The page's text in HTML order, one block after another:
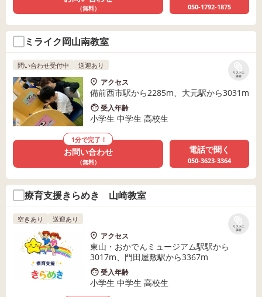
（無料） 050-1792-1875
ミライク岡山南教室
リストに
保存
問い合わせ受付中 送迎あり
アクセス
備前西市駅から2285m、大元駅から3031m
受入年齢
小学生 中学生 高校生
1分で完了！
お問い合わせ
（無料）
電話で聞く
050-3623-3364
療育支援きらめき 山崎教室
リストに
保存
空きあり 送迎あり
アクセス
東山・おかでんミュージアム駅駅から
3017m、門田屋敷駅から3367m
受入年齢
小学生 中学生 高校生